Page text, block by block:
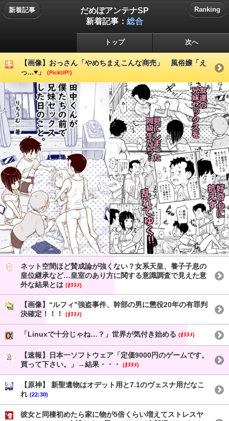
新着記事
だめぽアンテナSP
新着記事： 総合
Ranking
トップ 次へ
【画像】おっさん「やめちまえこんな商売」 風俗嬢「え
っ...♥」
(PickUP!)
ネット空間ほど賛成論が強くない？女系天皇、養子子息の
皇位継承など…皇室のあり方に関する意識調査で見えた意
外な結果とは (ｵﾇﾇﾒ)
【画像】“ルフィ”強盗事件、幹部の男に懲役20年の有罪判
決確定！！！
(ｵﾇﾇﾒ)
「Linuxで十分じゃね…？」世界が気付き始める (ｵﾇﾇﾒ)
【速報】日本一ソフトウェア「定価9000円のゲームです。
買って下さい。」→結果・・・
(ｵﾇﾇﾒ)
【原神】 新聖遺物はオデット用と7.1のヴェスナ用だなこ
れ (22:30)
彼女と同棲初めたら家に物が5倍くらい増えてストレスヤ